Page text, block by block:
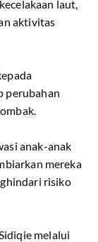
laut,
aktivitas
perubahan
anak-anak
mereka
risiko
melalui